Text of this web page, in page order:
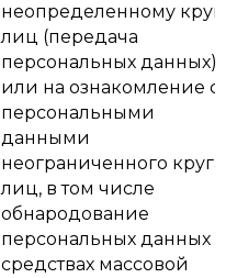
неопределенному кругу
лиц (передача
персональных данных)
или на ознакомление с
персональными
данными
неограниченного круга
лиц, в том числе
обнародование
персональных данных в
средствах массовой